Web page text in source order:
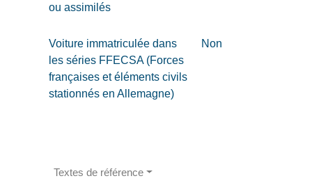
ou assimilés
Voiture immatriculée dans
les séries FFECSA (Forces
françaises et éléments civils
stationnés en Allemagne)
Non
Textes de référence